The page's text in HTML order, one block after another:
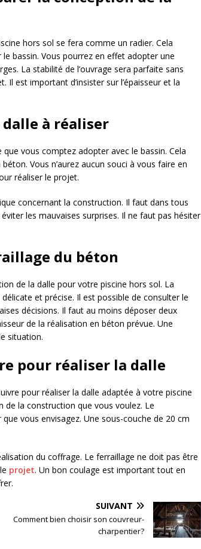
hors sol se fera comme un radier. Cela
bassin. Vous pourrez en effet adopter une
La stabilité de l’ouvrage sera parfaite sans
est important d’insister sur l’épaisseur et la
dalle à réaliser
vous comptez adopter avec le bassin. Cela
Vous n’aurez aucun souci à vous faire en
réaliser le projet.
concernant la construction. Il faut dans tous
les mauvaises surprises. Il ne faut pas hésiter
du béton
de la dalle pour votre piscine hors sol. La
et précise. Il est possible de consulter le
décisions. Il faut au moins déposer deux
de la réalisation en béton prévue. Une
situation.
pour réaliser la dalle
pour réaliser la dalle adaptée à votre piscine
la construction que vous voulez. Le
vous envisagez. Une sous-couche de 20 cm
du coffrage. Le ferraillage ne doit pas être
projet. Un bon coulage est important tout en
SUIVANT
Comment bien choisir son couvreur-
charpentier?